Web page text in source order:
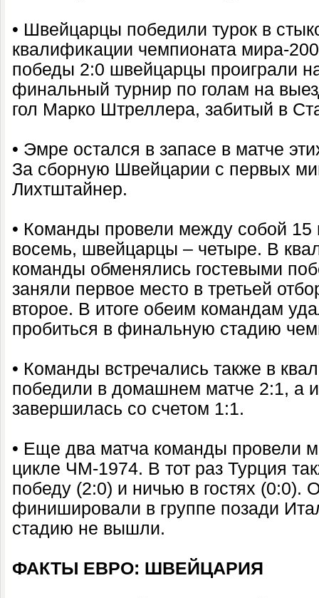
• Швейцарцы победили турок в
квалификации чемпионата мира-
победы 2:0 швейцарцы проиграли
финальный турнир по голам на
гол Марко Штреллера, забитый в
• Эмре остался в запасе в матче
За сборную Швейцарии с первых
Лихтштайнер.
• Команды провели между собой 15
восемь, швейцарцы – четыре. В
команды обменялись гостевыми
заняли первое место в третьей
второе. В итоге обеим командам
пробиться в финальную стадию
• Команды встречались также в
победили в домашнем матче 2:1, а
завершилась со счетом 1:1.
• Еще два матча команды провели
цикле ЧМ-1974. В тот раз Турция
победу (2:0) и ничью в гостях (0:0).
финишировали в группе позади
стадию не вышли.
ФАКТЫ ЕВРО: ШВЕЙЦАРИЯ